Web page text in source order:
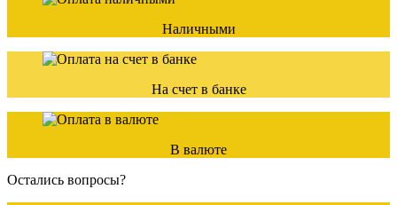
Наличными
На счет в банке
В валюте
Остались вопросы?